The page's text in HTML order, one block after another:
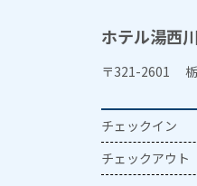
ホテル湯西川
〒321-2601 栃
チェックイン
チェックアウト